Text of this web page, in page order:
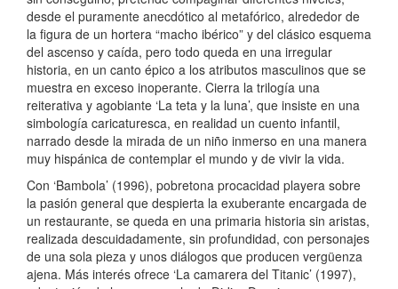
desde el puramente anecdótico al metafórico, alrededor de
la figura de un hortera “macho ibérico” y del clásico esquema
del ascenso y caída, pero todo queda en una irregular
historia, en un canto épico a los atributos masculinos que se
muestra en exceso inoperante. Cierra la trilogía una
reiterativa y agobiante ‘La teta y la luna’, que insiste en una
simbología caricaturesca, en realidad un cuento infantil,
narrado desde la mirada de un niño inmerso en una manera
muy hispánica de contemplar el mundo y de vivir la vida.
Con ‘Bambola’ (1996), pobretona procacidad playera sobre
la pasión general que despierta la exuberante encargada de
un restaurante, se queda en una primaria historia sin aristas,
realizada descuidadamente, sin profundidad, con personajes
de una sola pieza y unos diálogos que producen vergüenza
ajena. Más interés ofrece ‘La camarera del Titanic’ (1997),